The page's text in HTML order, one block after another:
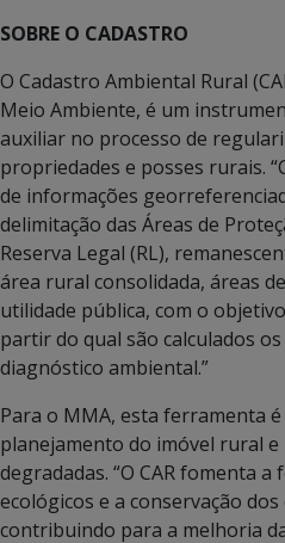
SOBRE O CADASTRO
O Cadastro Ambiental Rural
Meio Ambiente, é um
auxiliar no processo de
propriedades e posses rurais.
de informações
delimitação das Áreas de
Reserva Legal (RL),
área rural consolidada, áreas
utilidade pública, com o
partir do qual são calculados
diagnóstico ambiental.”
Para o MMA, esta ferramenta
planejamento do imóvel rural e
degradadas. “O CAR fomenta
ecológicos e a conservação
contribuindo para a melhoria